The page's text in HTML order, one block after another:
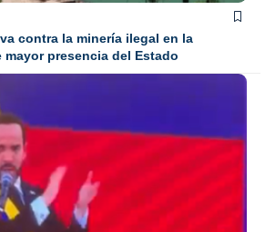
contra la minería ilegal en la
mayor presencia del Estado